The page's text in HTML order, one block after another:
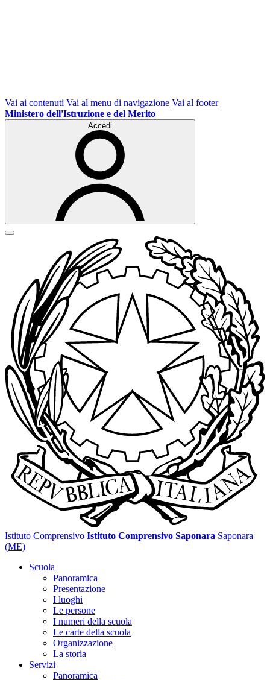
Vai ai contenuti Vai al menu di navigazione Vai al footer
Ministero dell'Istruzione e del Merito
Accedi
Istituto Comprensivo Istituto Comprensivo Saponara Saponara
(ME)
Scuola
Panoramica
Presentazione
I luoghi
Le persone
I numeri della scuola
Le carte della scuola
Organizzazione
La storia
Servizi
Panoramica